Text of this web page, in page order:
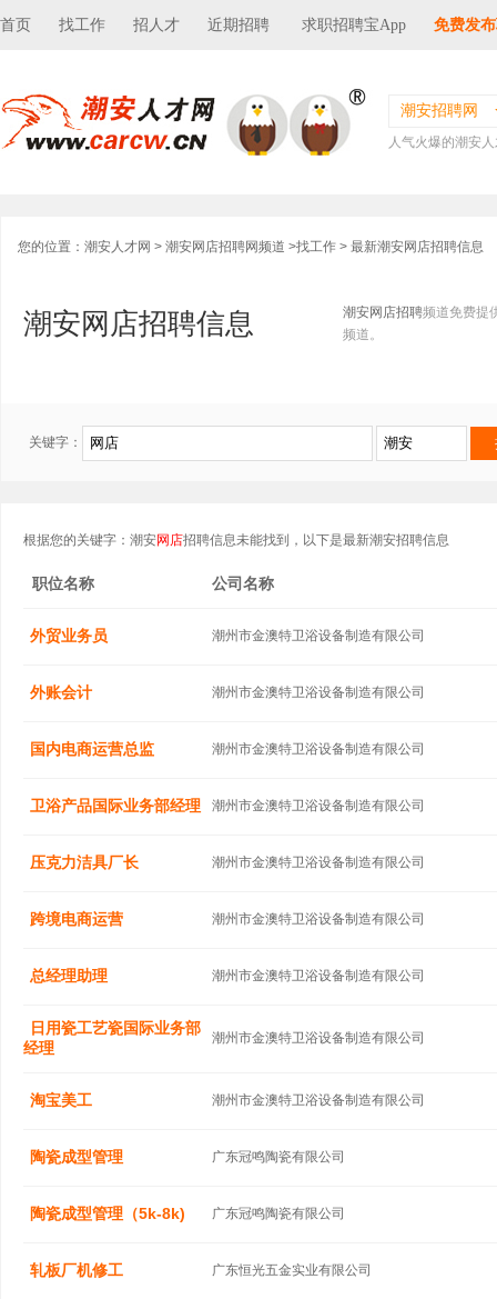
首页 找工作 招人才 近期招聘 求职招聘宝App 免费发
潮安招聘网
人气火爆的潮安
您的位置： 潮安人才网 > 潮安网店招聘网频道 >找工作 > 最新潮安网店招聘信息
潮安网店招聘信息 潮安网店招聘频道免费提
频道。
关键字：
根据您的关键字：潮安网店招聘信息未能找到，以下是最新潮安招聘信息
职位名称 公司名称
外贸业务员 潮州市金澳特卫浴设备制造有限公司
外账会计 潮州市金澳特卫浴设备制造有限公司
国内电商运营总监 潮州市金澳特卫浴设备制造有限公司
卫浴产品国际业务部经理 潮州市金澳特卫浴设备制造有限公司
压克力洁具厂长 潮州市金澳特卫浴设备制造有限公司
跨境电商运营 潮州市金澳特卫浴设备制造有限公司
总经理助理 潮州市金澳特卫浴设备制造有限公司
日用瓷工艺瓷国际业务部
经理
潮州市金澳特卫浴设备制造有限公司
淘宝美工 潮州市金澳特卫浴设备制造有限公司
陶瓷成型管理 广东冠鸣陶瓷有限公司
陶瓷成型管理（5k-8k) 广东冠鸣陶瓷有限公司
轧板厂机修工 广东恒光五金实业有限公司